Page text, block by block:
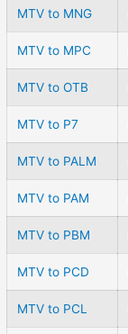
MTV to MNG
MTV to MPC
MTV to OTB
MTV to P7
MTV to PALM
MTV to PAM
MTV to PBM
MTV to PCD
MTV to PCL